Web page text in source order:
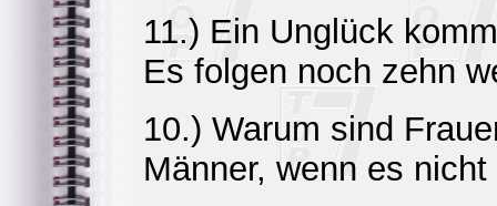
11.) Ein Unglück
Es folgen noch zehn
10.) Warum sind
Männer, wenn es